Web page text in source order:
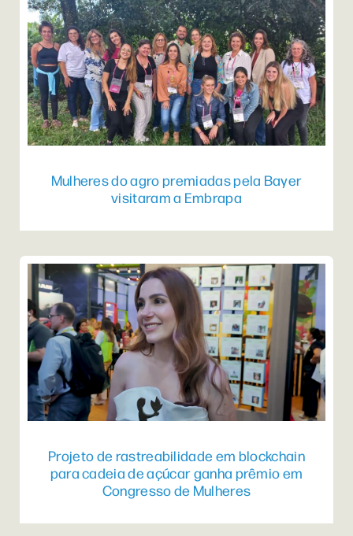
Mulheres do agro premiadas pela Bayer
visitaram a Embrapa
Projeto de rastreabilidade em blockchain
para cadeia de açúcar ganha prêmio em
Congresso de Mulheres